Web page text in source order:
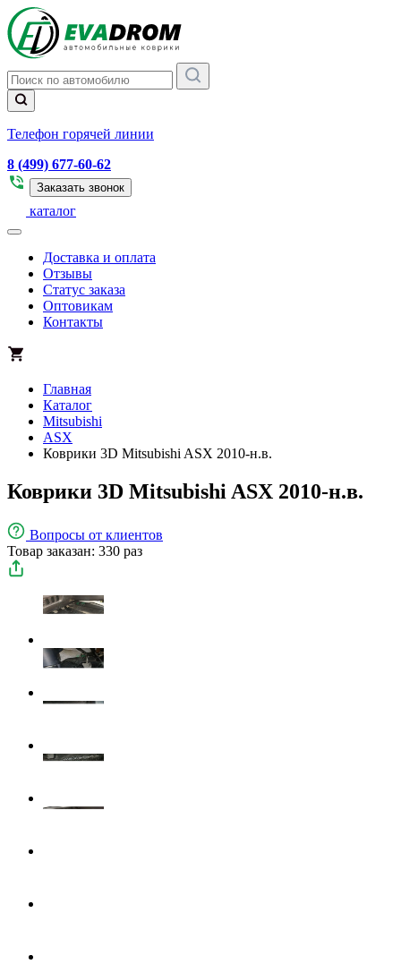
Телефон горячей линии
8 (499) 677-60-62
Заказать звонок
каталог
Доставка и оплата
Отзывы
Статус заказа
Оптовикам
Контакты
Главная
Каталог
Mitsubishi
ASX
Коврики 3D Mitsubishi ASX 2010-н.в.
Коврики 3D Mitsubishi ASX 2010-н.в.
Вопросы от клиентов
Товар заказан: 330 раз